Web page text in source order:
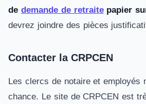
de demande de retraitepapier
devrez joindre des pièces
Contacter la CRPCEN
Les clercs de notaire et employés
chance. Le site de CRPCEN est